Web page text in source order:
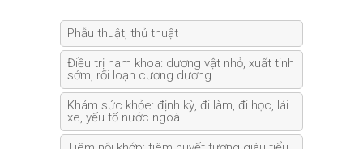
Phẫu thuật, thủ thuật
Điều trị nam khoa: dương vật nhỏ, xuất tinh
sớm, rối loạn cương dương…
Khám sức khỏe: định kỳ, đi làm, đi học, lái
xe, yếu tố nước ngoài